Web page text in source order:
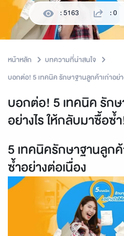
: 5163 : 0
หน้าหลัก
บทความที่น่าสนใจ
บอกต่อ! 5 เทคนิค รักษาฐานลูกค้าเก่าอย่า
บอกต่อ! 5 เทคนิค รักษ
อย่างไร ให้กลับมาซื้อซ้
5 เทคนิครักษาฐานลูก
ซ้ำอย่างต่อเนื่อง